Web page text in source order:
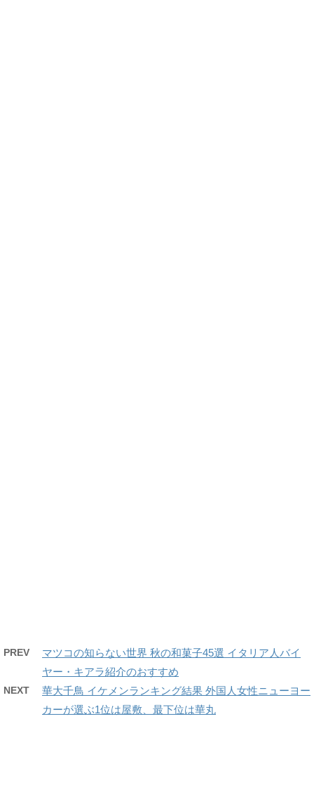
PREV
マツコの知らない世界 秋の和菓子45選 イタリア人バイ
ヤー・キアラ紹介のおすすめ
NEXT
華大千鳥 イケメンランキング結果 外国人女性ニューヨー
カーが選ぶ1位は屋敷、最下位は華丸